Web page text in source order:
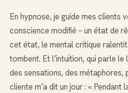
En hypnose, je guide mes clients
conscience modifié – un état de
cet état, le mental critique
tombent. Et l’intuition, qui parle le
des sensations, des métaphores,
cliente m’a dit un jour : « Pendant